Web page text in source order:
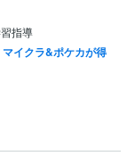
指導
イクラ&ポケカが得